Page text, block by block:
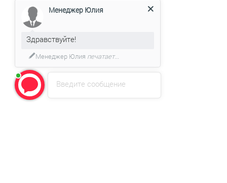
Введите сообщение
Менеджер Юлия
Здравствуйте!
Менеджер Юлия печатает...